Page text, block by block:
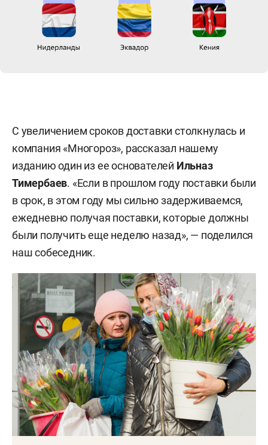
С увеличением сроков доставки столкнулась и
компания «Многороз», рассказал нашему
изданию один из ее основателей Ильназ
Тимербаев. «Если в прошлом году поставки были
в срок, в этом году мы сильно задерживаемся,
ежедневно получая поставки, которые должны
были получить еще неделю назад», — поделился
наш собеседник.